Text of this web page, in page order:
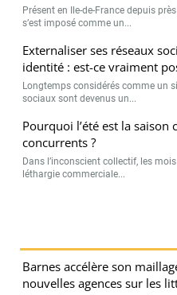
Présent en Ile-de-France depuis
s’est imposé comme un...
Externaliser ses réseaux
identité : est-ce vraiment
Longtemps considérés comme un
sociaux sont devenus un...
Pourquoi l’été est la
concurrents ?
Dans l’inconscient collectif, les
léthargie commerciale...
Barnes accélère son
nouvelles agences sur les